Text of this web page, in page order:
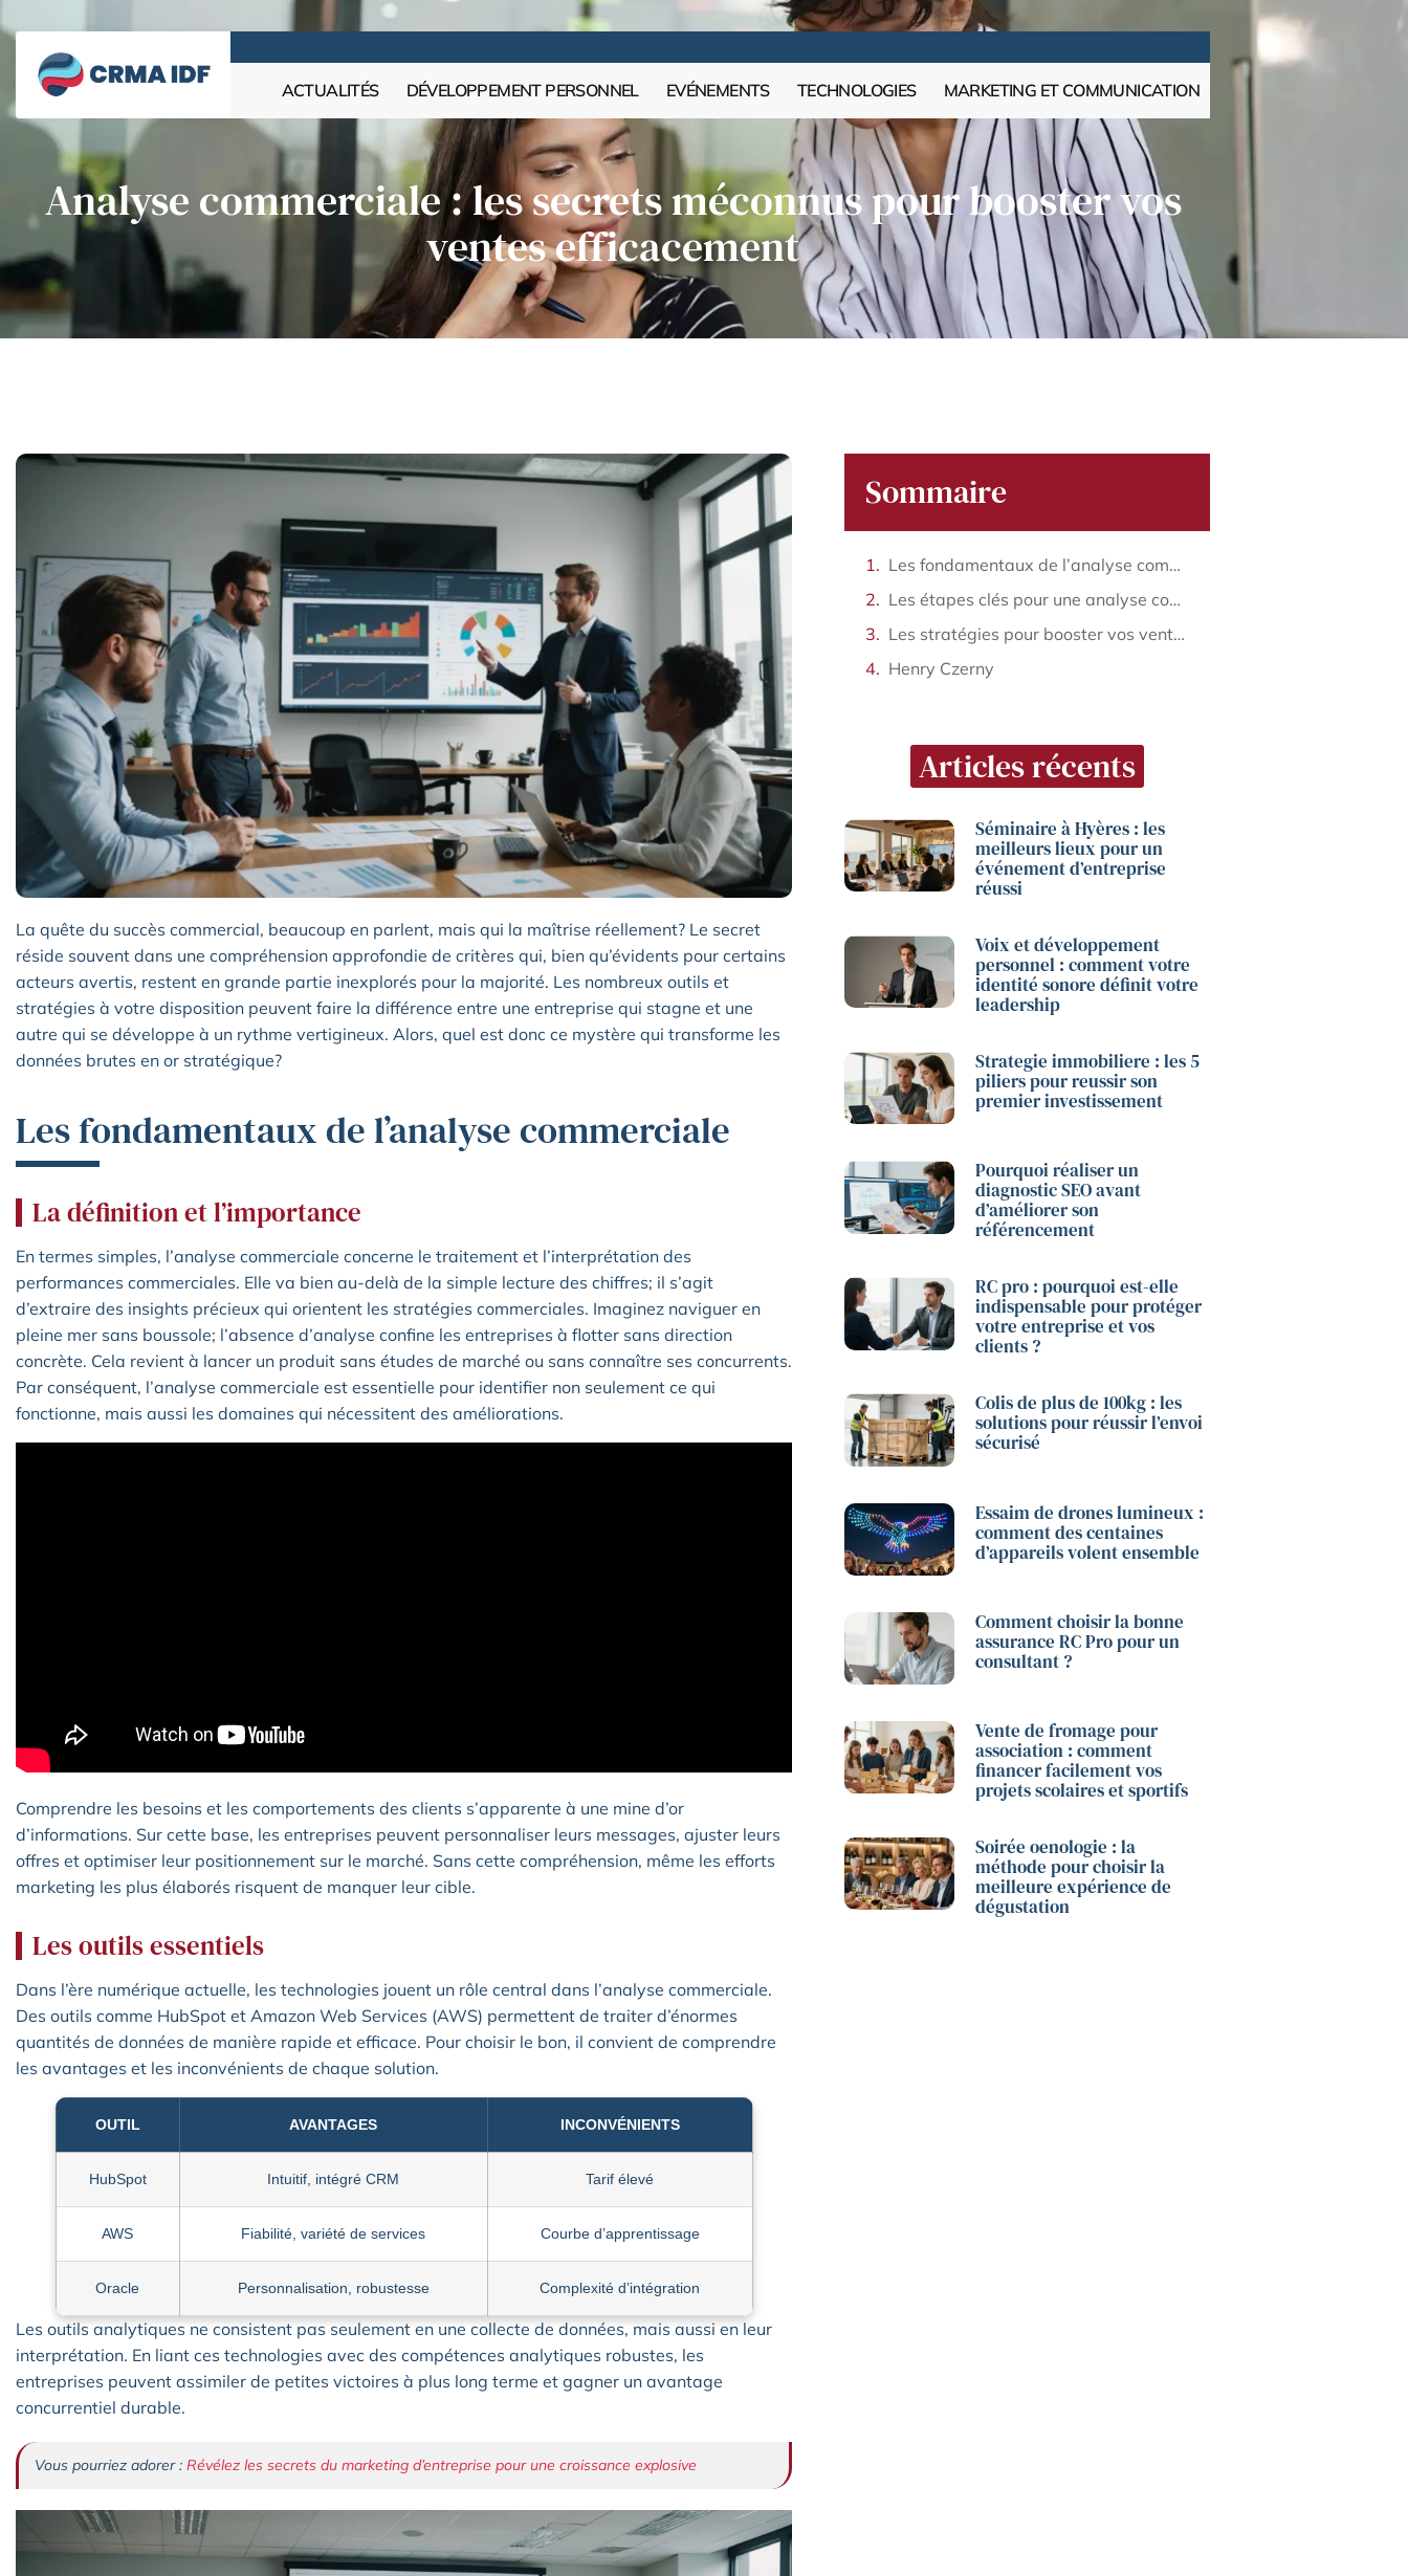
ACTUALITÉS DÉVELOPPEMENT PERSONNEL EVÉNEMENTS TECHNOLOGIES MARKETING ET COMMUNICATION
Analyse commerciale : les secrets méconnus pour booster vos
ventes efficacement
La quête du succès commercial, beaucoup en parlent, mais qui la maîtrise réellement? Le secret
réside souvent dans une compréhension approfondie de critères qui, bien qu’évidents pour certains
acteurs avertis, restent en grande partie inexplorés pour la majorité. Les nombreux outils et
stratégies à votre disposition peuvent faire la différence entre une entreprise qui stagne et une
autre qui se développe à un rythme vertigineux. Alors, quel est donc ce mystère qui transforme les
données brutes en or stratégique?
Les fondamentaux de l’analyse commerciale
La définition et l’importance
En termes simples, l’analyse commerciale concerne le traitement et l’interprétation des
performances commerciales. Elle va bien au-delà de la simple lecture des chiffres; il s’agit
d’extraire des insights précieux qui orientent les stratégies commerciales. Imaginez naviguer en
pleine mer sans boussole; l’absence d’analyse confine les entreprises à flotter sans direction
concrète. Cela revient à lancer un produit sans études de marché ou sans connaître ses concurrents.
Par conséquent, l’analyse commerciale est essentielle pour identifier non seulement ce qui
fonctionne, mais aussi les domaines qui nécessitent des améliorations.
Comprendre les besoins et les comportements des clients s’apparente à une mine d’or
d’informations. Sur cette base, les entreprises peuvent personnaliser leurs messages, ajuster leurs
offres et optimiser leur positionnement sur le marché. Sans cette compréhension, même les efforts
marketing les plus élaborés risquent de manquer leur cible.
Les outils essentiels
Dans l’ère numérique actuelle, les technologies jouent un rôle central dans l’analyse commerciale.
Des outils comme HubSpot et Amazon Web Services (AWS) permettent de traiter d’énormes
quantités de données de manière rapide et efficace. Pour choisir le bon, il convient de comprendre
les avantages et les inconvénients de chaque solution.
OUTIL AVANTAGES INCONVÉNIENTS
HubSpot Intuitif, intégré CRM Tarif élevé
AWS Fiabilité, variété de services Courbe d’apprentissage
Oracle Personnalisation, robustesse Complexité d’intégration
Les outils analytiques ne consistent pas seulement en une collecte de données, mais aussi en leur
interprétation. En liant ces technologies avec des compétences analytiques robustes, les
entreprises peuvent assimiler de petites victoires à plus long terme et gagner un avantage
concurrentiel durable.
Vous pourriez adorer : Révélez les secrets du marketing d’entreprise pour une croissance explosive
Sommaire
Les fondamentaux de l’analyse commerciale
Les étapes clés pour une analyse commerciale réussie
Les stratégies pour booster vos ventes grâce à l’analyse commerciale
Henry Czerny
Articles récents
Séminaire à Hyères : les
meilleurs lieux pour un
événement d’entreprise
réussi
Voix et développement
personnel : comment votre
identité sonore définit votre
leadership
Strategie immobiliere : les 5
piliers pour reussir son
premier investissement
Pourquoi réaliser un
diagnostic SEO avant
d’améliorer son
référencement
RC pro : pourquoi est-elle
indispensable pour protéger
votre entreprise et vos
clients ?
Colis de plus de 100kg : les
solutions pour réussir l’envoi
sécurisé
Essaim de drones lumineux :
comment des centaines
d’appareils volent ensemble
Comment choisir la bonne
assurance RC Pro pour un
consultant ?
Vente de fromage pour
association : comment
financer facilement vos
projets scolaires et sportifs
Soirée oenologie : la
méthode pour choisir la
meilleure expérience de
dégustation